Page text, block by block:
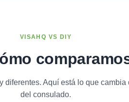
VISAHQ VS DIY
diferentes. Aquí está lo que
del consulado.